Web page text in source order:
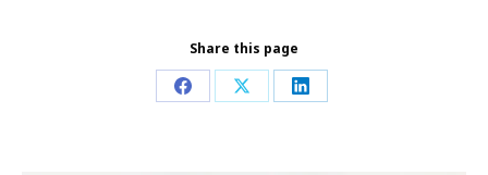
Share this page
Share Share Share